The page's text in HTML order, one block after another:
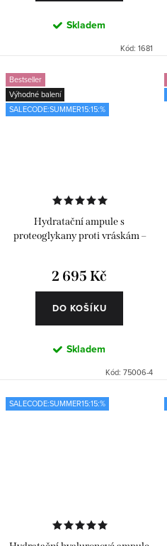
Skladem
Kód: 1681
Bestseller
Výhodné balení
SALECODE:SUMMER15:15:%
Hydratační ampule s
proteoglykany proti vráskám –
2 695 Kč
DO KOŠÍKU
Skladem
Kód: 75006-4
SALECODE:SUMMER15:15:%